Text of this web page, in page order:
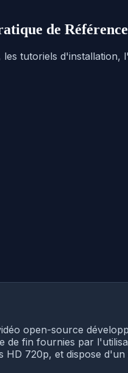
de Référence
tutoriels
open-source
de fin fournies par
720p, et dispose